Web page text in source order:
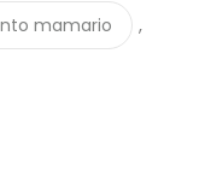
mamario ,